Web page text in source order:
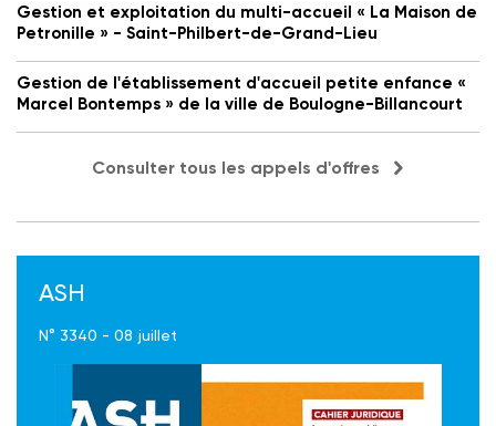
Gestion et exploitation du multi-accueil « La Maison de
Petronille » - Saint-Philbert-de-Grand-Lieu
Gestion de l'établissement d'accueil petite enfance «
Marcel Bontemps » de la ville de Boulogne-Billancourt
Consulter tous les appels d'offres
ASH
N° 3340 - 08 juillet